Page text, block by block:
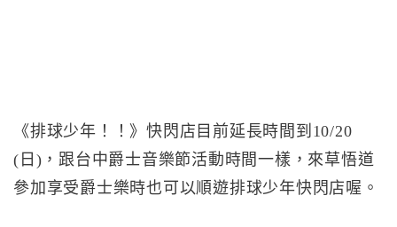
《排球少年！！》快閃店目前延長時間到10/20
(日)，跟台中爵士音樂節活動時間一樣，來草悟道
參加享受爵士樂時也可以順遊排球少年快閃店喔。